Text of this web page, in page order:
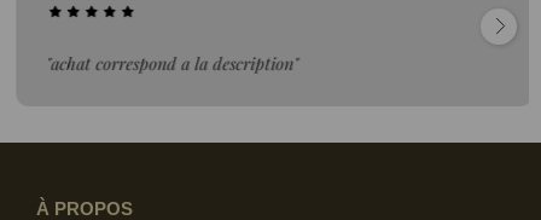
"achat correspond a la description"
À PROPOS